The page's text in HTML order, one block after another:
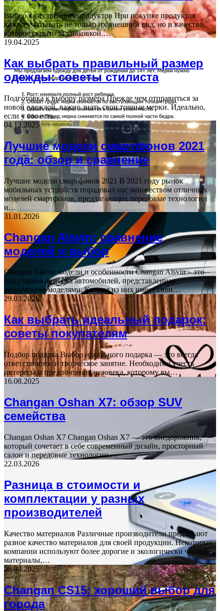
Выбор качественных продуктов При покупке продуктов
важно учитывать не только их внешний вид, но и качество,
которое скрыто за упаковкой.…
19.04.2025
Как выбрать правильный размер
одежды: советы стилиста
Подготовка к выбору размера Прежде чем отправиться за
новой одеждой, важно знать свои точные мерки. Идеально,
если у вас есть…
04.12.2025
Лучшие модели смартфонов 2021
года: обзор и сравнение
Лучшие модели смартфонов 2021 В 2021 году рынок
мобильных устройств порадовал нас множеством отличных
моделей смартфонов, предлагающих передовые технологии
и…
31.01.2026
Changan Alsvin: сравнение
моделей и выбор
Changan Alsvin: модели и особенности Changan Alsvin – это
популярная линейка автомобилей, представленная
различными моделями. Каждая из них имеет свои…
29.03.2026
Как выбрать идеальный подарок:
советы покупателям
Подбор подарка Выбор идеального подарка — это всегда
ответственное и творческое занятие. Необходимо учесть
интересы и предпочтения человека, которому вы…
16.08.2025
Changan Oshan X7: обзор SUV
семейства
Changan Oshan X7 Changan Oshan X7 — это внедорожник,
который сочетает в себе современный дизайн, просторный
салон и передовые технологии.…
22.03.2026
Разница в стоимости и
комплектации у разных
производителей
Качество материалов Различные производители предлагают
разное качество материалов для своей продукции. Некоторые
компании используют более дорогие и экологически чистые
материалы,…
28.04.2025
Changan CS15: хороший выбор для
города